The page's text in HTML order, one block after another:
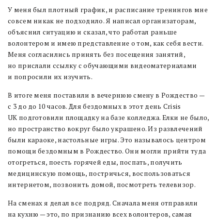
У меня был плотный график, и расписание тренингов мне
совсем никак не подходило. Я написал организаторам,
объяснил ситуацию и сказал, что работал раньше
волонтером и имею представление о том, как себя вести.
Меня согласились принять без посещения занятий,
но прислали ссылку с обучающими видеоматериалами
и попросили их изучить.
В итоге меня поставили в вечернюю смену в Рождество —
с 3 до до 10 часов. Для бездомных в этот день Crisis
UK подготовили площадку на базе колледжа. Елки не было,
но пространство вокруг было украшено. Из развлечений
были караоке, настольные игры. Это называлось центром
помощи бездомным в Рождество. Они могли прийти туда
отогреться, поесть горячей еды, поспать, получить
медицинскую помощь, постричься, воспользоваться
интернетом, позвонить домой, посмотреть телевизор.
На сменах я делал все подряд. Сначала меня отправили
на кухню — это, по признанию всех волонтеров, самая